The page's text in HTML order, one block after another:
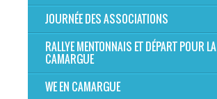
JOURNÉE DES ASSOCIATIONS
RALLYE MENTONNAIS ET DÉPART POUR LA
CAMARGUE
WE EN CAMARGUE